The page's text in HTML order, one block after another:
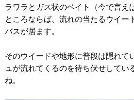
ラワラとガス状のベイト（今で言え
ところならば、流れの当たるウイー
バスが居ます。
そのウイードや地形に普段は隠れて
ュが流れてくるのを待ち伏せしてい
ね。